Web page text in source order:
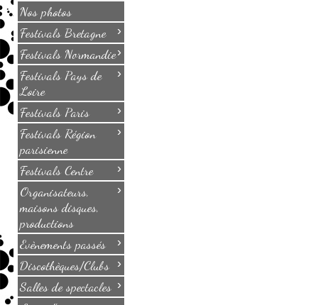
Nos photos
Festivals Bretagne
›
Festivals Normandie›
Festivals Pays de
Loire
›
Festivals Paris ›
Festivals Région
parisienne
›
Festivals Centre ›
Organisateurs,
maisons disques,
productions
›
Evènements passés ›
Discothèques/Clubs ›
Salles de spectacles ›